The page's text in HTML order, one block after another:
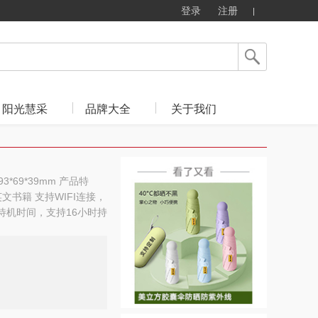
登录 注册
阳光慧采 品牌大全 关于我们
产品特
书籍 支持WIFI连接，
机时间，支持16小时持